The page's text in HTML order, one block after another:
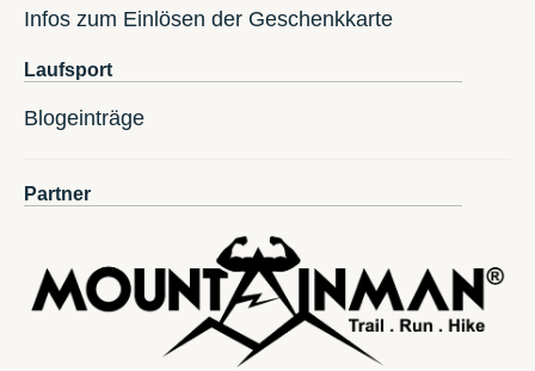
Infos zum Einlösen der Geschenkkarte
Laufsport
Blogeinträge
Partner